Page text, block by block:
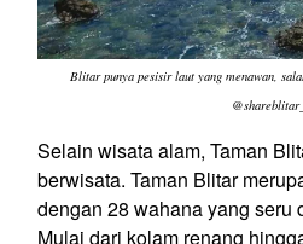
Blitar punya pesisir laut yang menawan,
Selain wisata alam, Taman
berwisata. Taman Blitar
dengan 28 wahana yang seru
Mulai dari kolam renang